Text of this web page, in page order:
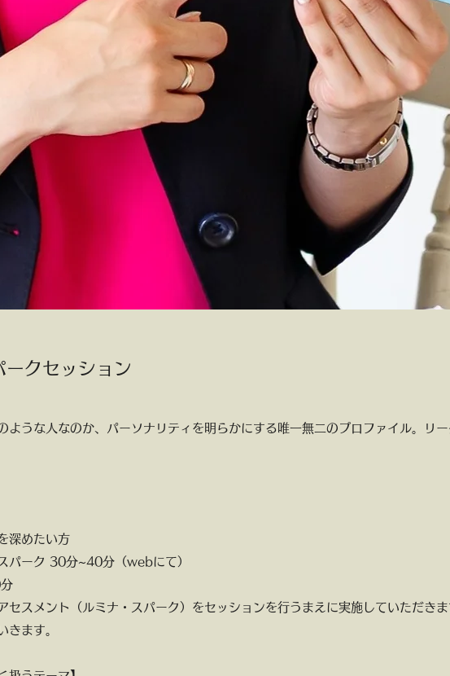
ークセッション
ような人なのか、パーソナリティを明らかにする唯一無二のプロファイル。リ
深めたい方
パーク 30分~40分（webにて）
セスメント（ルミナ・スパーク）をセッションを行うまえに実施していただき
きます。